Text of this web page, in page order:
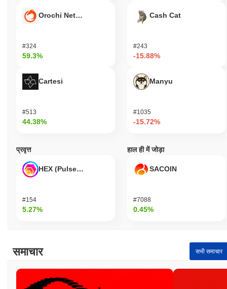
Orochi Network
#324
59.3%
Cartesi
#513
44.38%
Cash Cat
#243
-15.88%
Manyu
#1035
-15.72%
प्रवृत्त
HEX (Pulsechain)
#154
5.27%
हाल ही में जोड़ा
SACOIN
#7088
0.45%
समाचार सभी समाचार